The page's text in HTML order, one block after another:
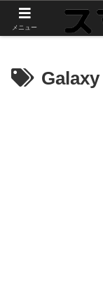
スマ
Galaxy
メニュー